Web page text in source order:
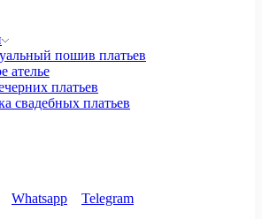
пошив платьев
ателье
платьев
свадебных платьев
Whatsapp Telegram